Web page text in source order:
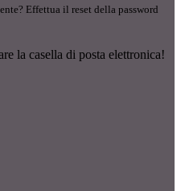
Effettua il reset della password
la casella di posta elettronica!